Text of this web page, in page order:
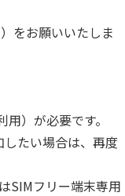
をお願いいたしま
）が必要です。
たい場合は、再度
SIMフリー端末専用